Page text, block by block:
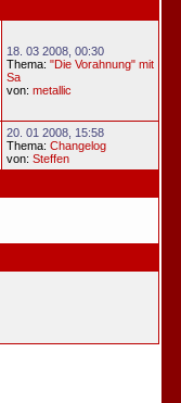
18. 03 2008, 00:30
Thema: "Die Vorahnung" mit
Sa
von: metallic
20. 01 2008, 15:58
Thema: Changelog
von: Steffen